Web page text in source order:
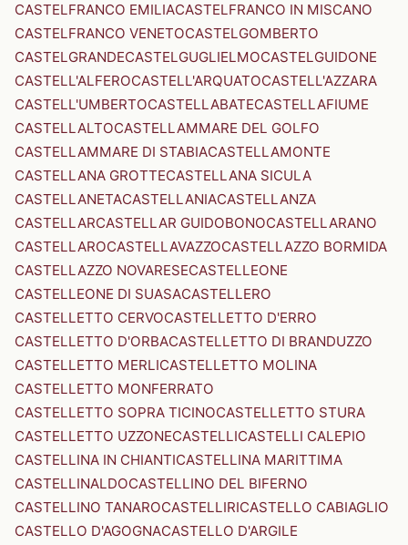
CASTELFRANCO EMILIACASTELFRANCO IN MISCANO
CASTELFRANCO VENETOCASTELGOMBERTO
CASTELGRANDECASTELGUGLIELMOCASTELGUIDONE
CASTELL'ALFEROCASTELL'ARQUATOCASTELL'AZZARA
CASTELL'UMBERTOCASTELLABATECASTELLAFIUME
CASTELLALTOCASTELLAMMARE DEL GOLFO
CASTELLAMMARE DI STABIACASTELLAMONTE
CASTELLANA GROTTECASTELLANA SICULA
CASTELLANETACASTELLANIACASTELLANZA
CASTELLARCASTELLAR GUIDOBONOCASTELLARANO
CASTELLAROCASTELLAVAZZOCASTELLAZZO BORMIDA
CASTELLAZZO NOVARESECASTELLEONE
CASTELLEONE DI SUASACASTELLERO
CASTELLETTO CERVOCASTELLETTO D'ERRO
CASTELLETTO D'ORBACASTELLETTO DI BRANDUZZO
CASTELLETTO MERLICASTELLETTO MOLINA
CASTELLETTO MONFERRATO
CASTELLETTO SOPRA TICINOCASTELLETTO STURA
CASTELLETTO UZZONECASTELLICASTELLI CALEPIO
CASTELLINA IN CHIANTICASTELLINA MARITTIMA
CASTELLINALDOCASTELLINO DEL BIFERNO
CASTELLINO TANAROCASTELLIRICASTELLO CABIAGLIO
CASTELLO D'AGOGNACASTELLO D'ARGILE